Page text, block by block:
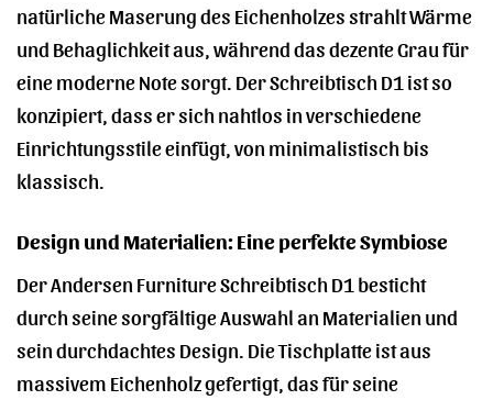
natürliche Maserung des Eichenholzes strahlt Wärme
und Behaglichkeit aus, während das dezente Grau für
eine moderne Note sorgt. Der Schreibtisch D1 ist so
konzipiert, dass er sich nahtlos in verschiedene
Einrichtungsstile einfügt, von minimalistisch bis
klassisch.
Design und Materialien: Eine perfekte Symbiose
Der Andersen Furniture Schreibtisch D1 besticht
durch seine sorgfältige Auswahl an Materialien und
sein durchdachtes Design. Die Tischplatte ist aus
massivem Eichenholz gefertigt, das für seine